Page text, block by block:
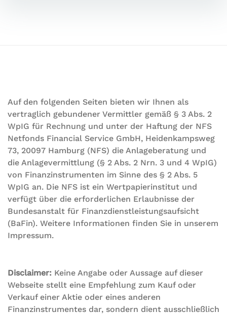
Auf den folgenden Seiten bieten wir Ihnen als
vertraglich gebundener Vermittler gemäß § 3 Abs. 2
WpIG für Rechnung und unter der Haftung der NFS
Netfonds Financial Service GmbH, Heidenkampsweg
73, 20097 Hamburg (NFS) die Anlageberatung und
die Anlagevermittlung (§ 2 Abs. 2 Nrn. 3 und 4 WpIG)
von Finanzinstrumenten im Sinne des § 2 Abs. 5
WpIG an. Die NFS ist ein Wertpapierinstitut und
verfügt über die erforderlichen Erlaubnisse der
Bundesanstalt für Finanzdienstleistungsaufsicht
(BaFin). Weitere Informationen finden Sie in unserem
Impressum.
Disclaimer: Keine Angabe oder Aussage auf dieser
Webseite stellt eine Empfehlung zum Kauf oder
Verkauf einer Aktie oder eines anderen
Finanzinstrumentes dar, sondern dient ausschließlich